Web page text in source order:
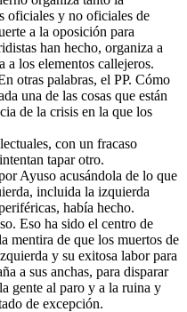
oficiales y no oficiales de
a la oposición para
han hecho, organiza a
a los elementos callejeros.
otras palabras, el PP. Cómo
una de las cosas que están
de la crisis en la que los
con un fracaso
tapar otro.
Ayuso acusándola de lo que
incluida la izquierda
había hecho.
Eso ha sido el centro de
mentira de que los muertos de
y su exitosa labor para
a sus anchas, para disparar
gente al paro y a la ruina y
de excepción.